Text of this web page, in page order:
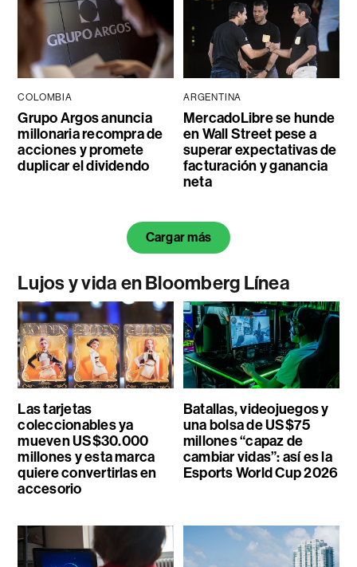
COLOMBIA
Grupo Argos anuncia
millonaria recompra de
acciones y promete
duplicar el dividendo
ARGENTINA
MercadoLibre se hunde
en Wall Street pese a
superar expectativas de
facturación y ganancia
neta
Cargar más
Lujos y vida en Bloomberg Línea
Las tarjetas
coleccionables ya
mueven US$30.000
millones y esta marca
quiere convertirlas en
accesorio
Batallas, videojuegos y
una bolsa de US$75
millones “capaz de
cambiar vidas”: así es la
Esports World Cup 2026